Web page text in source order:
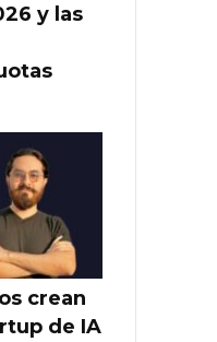
y las
crean
de IA